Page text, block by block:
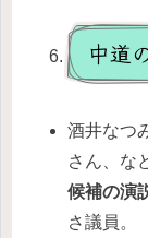
中道
酒井なつ
さん、な
候補の演
さ議員。